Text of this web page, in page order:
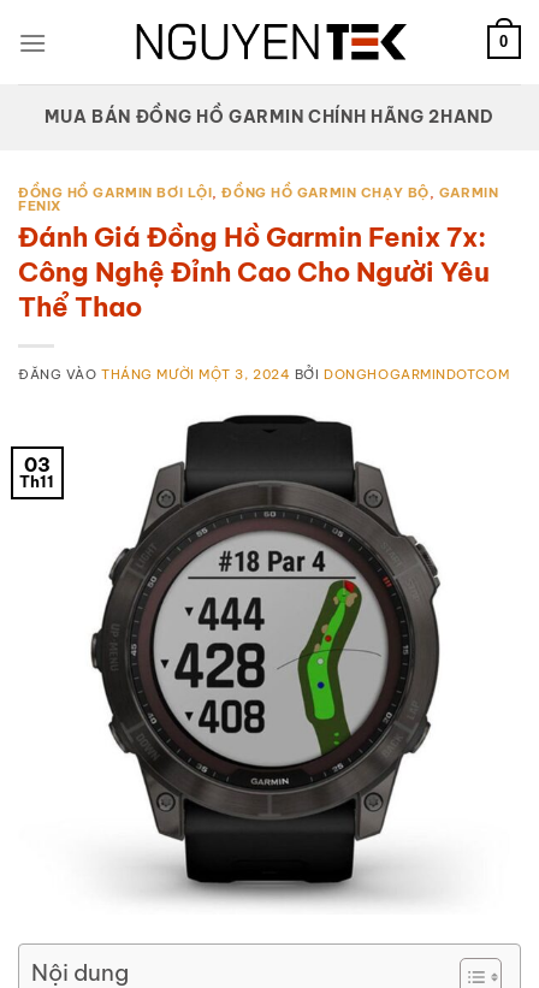
qua
0
MUA BÁN ĐỒNG HỒ GARMIN CHÍNH HÃNG 2HAND
ĐỒNG HỒ GARMIN BƠI LỘI,ĐỒNG HỒ GARMIN CHẠY BỘ, GARMIN
FENIX
Đánh Giá Đồng Hồ Garmin Fenix 7x:
Công Nghệ Đỉnh Cao Cho Người Yêu
Thể Thao
ĐĂNG VÀOTHÁNG MƯỜI MỘT 3, 2024 BỞIDONGHOGARMINDOTCOM
03
Th11
Nội dung